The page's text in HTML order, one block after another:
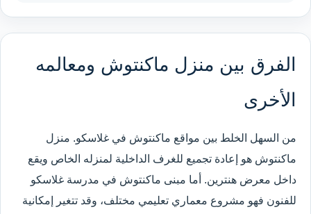
الفرق بين منزل ماكنتوش ومعالمه
الأخرى
من السهل الخلط بين مواقع ماكنتوش في غلاسكو. منزل
ماكنتوش هو إعادة تجميع للغرف الداخلية لمنزله الخاص ويقع
داخل معرض هنترين. أما مبنى ماكنتوش في مدرسة غلاسكو
للفنون فهو مشروع معماري تعليمي مختلف، وقد تتغير إمكانية